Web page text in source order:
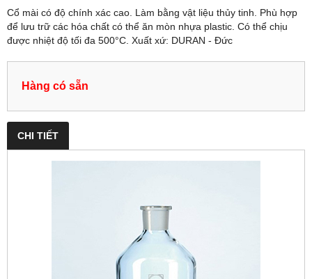
Cổ mài có độ chính xác cao. Làm bằng vật liệu thủy tinh. Phù hợp
để lưu trữ các hóa chất có thể ăn mòn nhựa plastic. Có thể chịu
được nhiệt độ tối đa 500°C. Xuất xứ: DURAN - Đức
Hàng có sẵn
CHI TIẾT